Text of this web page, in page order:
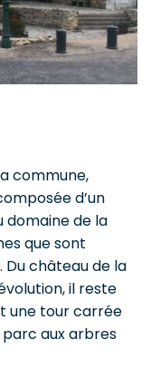
commune,
d’un
domaine de la
que sont
Du château de la
il reste
une tour carrée
parc aux arbres